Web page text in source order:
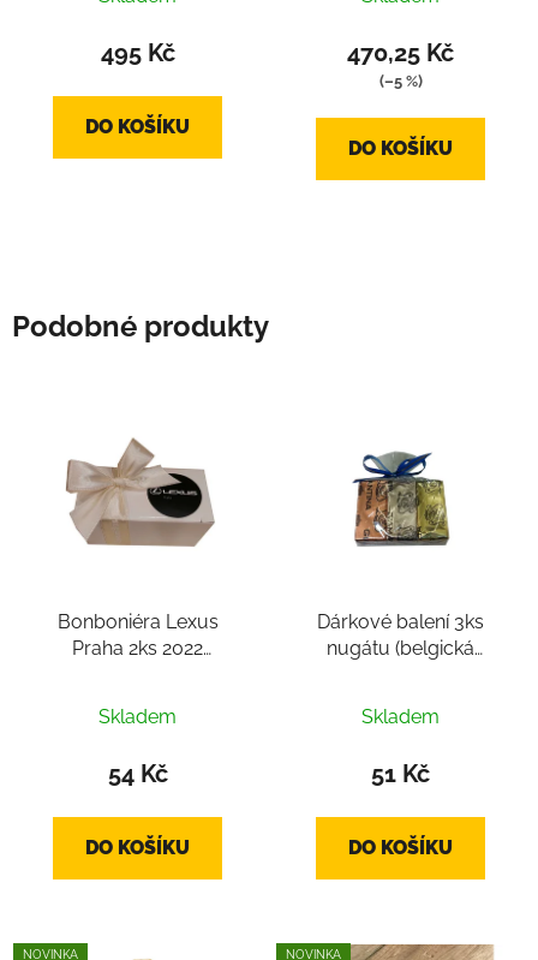
234g)
495 Kč
DO KOŠÍKU
470,25 Kč
(–5 %)
DO KOŠÍKU
Podobné produkty
Bonboniéra Lexus
Praha 2ks 2022
24g)
Skladem
54 Kč
DO KOŠÍKU
Dárkové balení 3ks
nugátu (belgická
Skladem
51 Kč
DO KOŠÍKU
NOVINKA NOVINKA